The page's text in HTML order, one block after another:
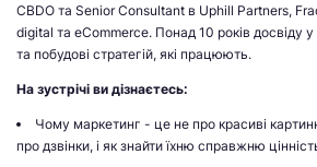
CBDO та Senior Consultant в Uphill Partners,
digital та eCommerce. Понад 10 років досвіду у
та побудові стратегій, які працюють.
На зустрічі ви дізнаєтесь:
Чому маркетинг - це не про красиві
про дзвінки, і як знайти їхню справжню